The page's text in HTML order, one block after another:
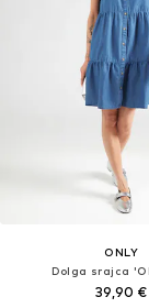
ONLY
Dolga srajca
39,90 €